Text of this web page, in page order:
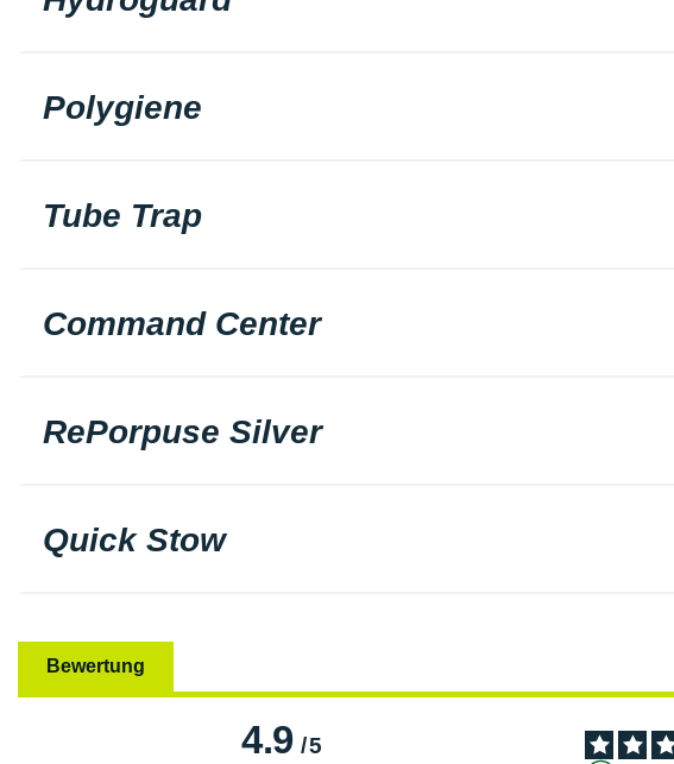
Polygiene
Tube Trap
Command Center
RePorpuse Silver
Quick Stow
Bewertung
4.9/5